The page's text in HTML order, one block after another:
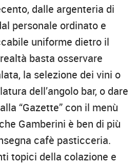
dalle argenteria di
personale ordinato e
uniforme dietro il
basta osservare
la selezione dei vini o
dell’angolo bar, o dare
“Gazette” con il menù
Gamberini è ben di più
cafè pasticceria.
topici della colazione e